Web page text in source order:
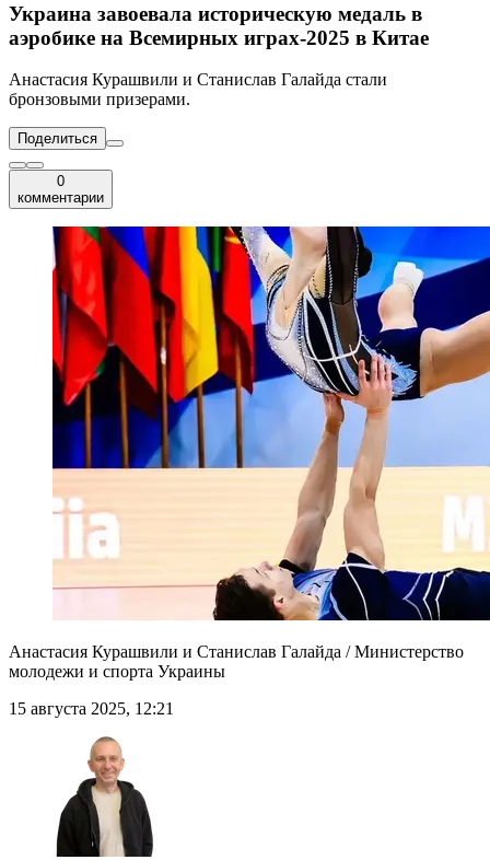
Украина завоевала историческую медаль в
аэробике на Всемирных играх-2025 в Китае
Анастасия Курашвили и Станислав Галайда стали
бронзовыми призерами.
Поделиться
0
комментарии
Анастасия Курашвили и Станислав Галайда / Министерство
молодежи и спорта Украины
15 августа 2025, 12:21